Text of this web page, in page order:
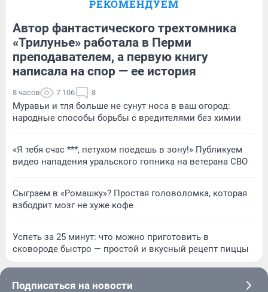
РЕКОМЕНДУЕМ
Автор фантастического трехтомника
«Трилунье» работала в Перми
преподавателем, а первую книгу
написала на спор — ее история
8 часов 7 106 8
Муравьи и тля больше не сунут носа в ваш огород:
народные способы борьбы с вредителями без химии
«Я тебя счас ***, петухом поедешь в зону!» Публикуем
видео нападения уральского гопника на ветерана СВО
Сыграем в «Ромашку»? Простая головоломка, которая
взбодрит мозг не хуже кофе
Успеть за 25 минут: что можно приготовить в
сковороде быстро — простой и вкусный рецепт пиццы
Подписаться на новости